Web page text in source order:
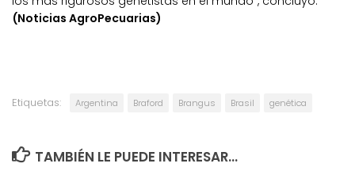
(Noticias AgroPecuarias)
Etiquetas: Argentina Braford Brangus Brasil genética
TAMBIÉN LE PUEDE INTERESAR...